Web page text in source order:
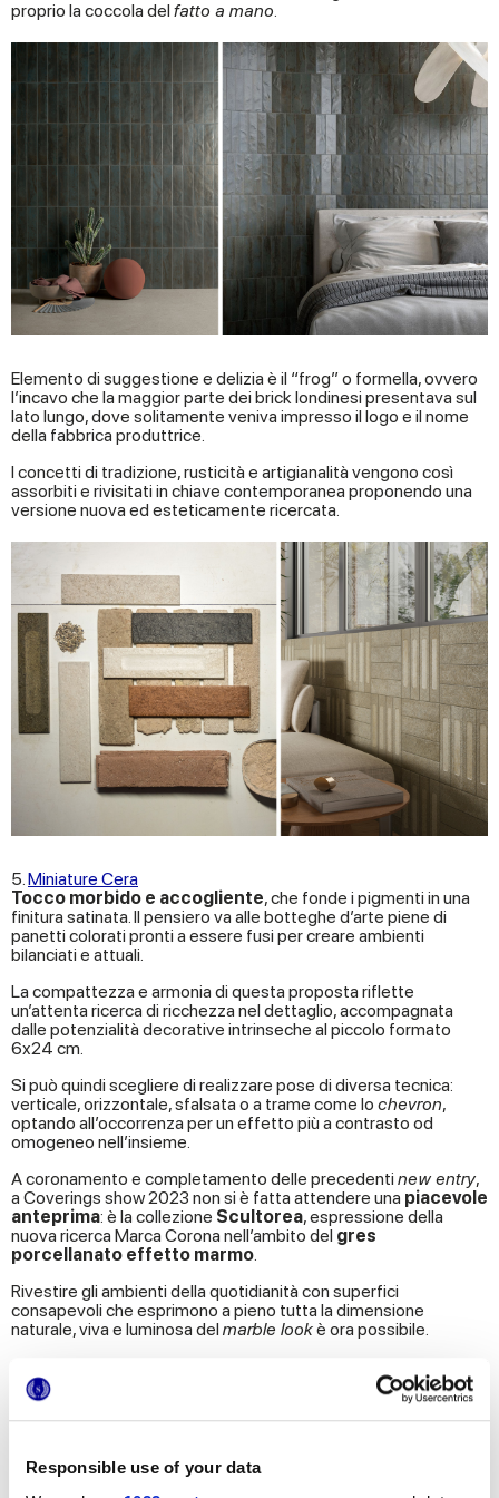
Responsible use of your data
proprio la coccola delfatto a mano.
Elemento di suggestione e delizia è il “frog” o formella, ovvero
l’incavo che la maggior parte dei brick londinesi presentava sul
lato lungo, dove solitamente veniva impresso il logo e il nome
della fabbrica produttrice.
I concetti di tradizione, rusticità e artigianalità vengono così
assorbiti e rivisitati in chiave contemporanea proponendo una
versione nuova ed esteticamente ricercata.
5. Miniature Cera
Tocco morbido e accogliente, che fonde i pigmenti in una
finitura satinata. Il pensiero va alle botteghe d’arte piene di
panetti colorati pronti a essere fusi per creare ambienti
bilanciati e attuali.
La compattezza e armonia di questa proposta riflette
un’attenta ricerca di ricchezza nel dettaglio, accompagnata
dalle potenzialità decorative intrinseche al piccolo formato
6x24 cm.
Si può quindi scegliere di realizzare pose di diversa tecnica:
verticale, orizzontale, sfalsata o a trame come lo chevron,
optando all’occorrenza per un effetto più a contrasto od
omogeneo nell’insieme.
A coronamento e completamento delle precedentinew entry,
a Coverings show 2023 non si è fatta attendere una piacevole
anteprima: è la collezione Scultorea, espressione della
nuova ricerca Marca Corona nell’ambito del gres
porcellanato effetto marmo
Rivestire gli ambienti della quotidianità con superfici
consapevoli che esprimono a pieno tutta la dimensione
naturale, viva e luminosa delmarble lookè ora possibile.